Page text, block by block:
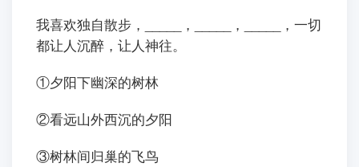
我喜欢独自散步，_____，_____，_____，一切
都让人沉醉，让人神往。
①夕阳下幽深的树林
②看远山外西沉的夕阳
③树林间归巢的飞鸟